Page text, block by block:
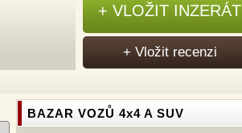
BAZAR VOZŮ 4x4 A SUV
+ VLOŽIT INZERÁT
+ Vložit recenzi